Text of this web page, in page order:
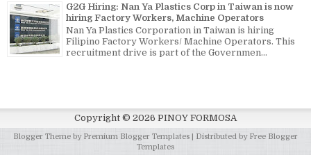
G2G Hiring: Nan Ya Plastics Corp in Taiwan is now
hiring Factory Workers, Machine Operators
Nan Ya Plastics Corporation in Taiwan is hiring
Filipino Factory Workers/ Machine Operators. This
recruitment drive is part of the Governmen...
Copyright © 2026 PINOY FORMOSA
Blogger Theme by Premium Blogger Templates | Distributed by Free Blogger
Templates